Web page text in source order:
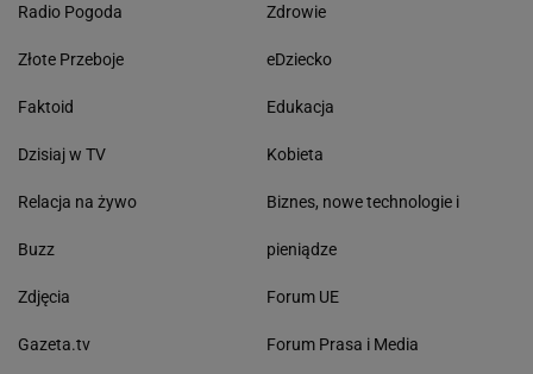
Radio Pogoda
Złote Przeboje
Faktoid
Dzisiaj w TV
Relacja na żywo
Buzz
Zdjęcia
Gazeta.tv
Zdrowie
eDziecko
Edukacja
Kobieta
Biznes, nowe technologie i
pieniądze
Forum UE
Forum Prasa i Media